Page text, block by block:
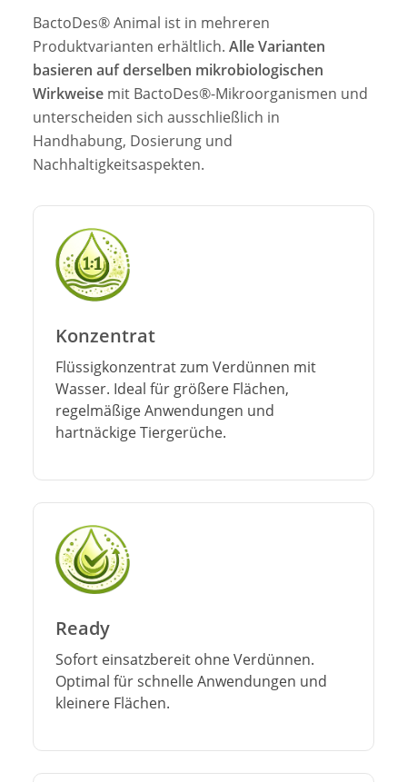
BactoDes® Animal ist in mehreren
Produktvarianten erhältlich. Alle Varianten
basieren auf derselben mikrobiologischen
Wirkweise mit BactoDes®-Mikroorganismen und
unterscheiden sich ausschließlich in
Handhabung, Dosierung und
Nachhaltigkeitsaspekten.
Konzentrat
Flüssigkonzentrat zum Verdünnen mit
Wasser. Ideal für größere Flächen,
regelmäßige Anwendungen und
hartnäckige Tiergerüche.
Ready
Sofort einsatzbereit ohne Verdünnen.
Optimal für schnelle Anwendungen und
kleinere Flächen.